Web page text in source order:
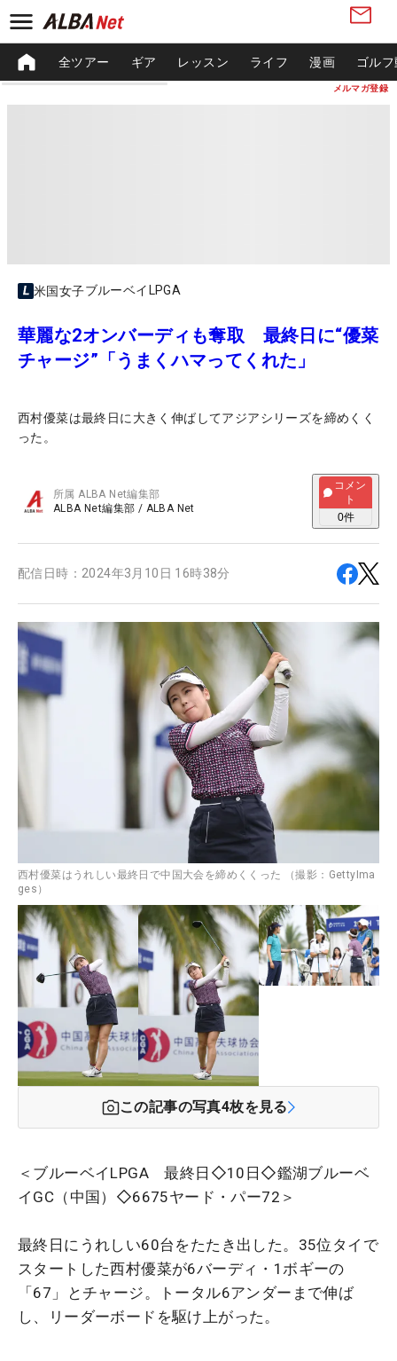
メルマガ登録
全ツアー ギア レッスン ライフ 漫画 ゴル
米国女子ブルーベイLPGA
華麗な2オンバーディも奪取 最終日に“優菜
チャージ”「うまくハマってくれた」
西村優菜は最終日に大きく伸ばしてアジアシリーズを締めくく
った。
所属ALBA Net編集部
ALBA Net編集部 / ALBA Net
コメン
ト
0件
配信日時： 2024年3月10日 16時38分
西村優菜はうれしい最終日で中国大会を締めくくった （撮影：GettyIma
ges）
この記事の写真4枚を見る
＜ブルーベイLPGA 最終日◇10日◇鑑湖ブルーベ
イGC（中国）◇6675ヤード・パー72＞
最終日にうれしい60台をたたき出した。35位タイで
スタートした西村優菜が6バーディ・1ボギーの
「67」とチャージ。トータル6アンダーまで伸ば
し、リーダーボードを駆け上がった。